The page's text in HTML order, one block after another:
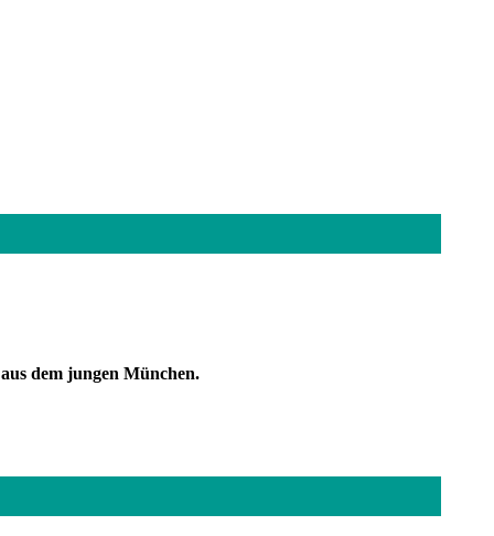
dem jungen München.